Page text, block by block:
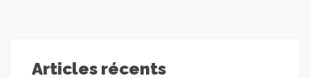
Articles récents